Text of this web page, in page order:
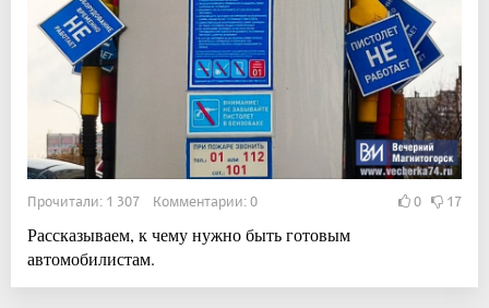
Прочитали: 1 307 Комментарии: 0 0 17
Рассказываем, к чему нужно быть готовым
автомобилистам.